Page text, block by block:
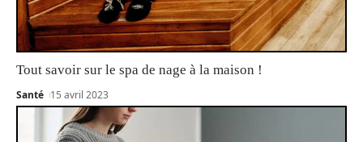
Tout savoir sur le spa de nage à la maison !
Santé 15 avril 2023